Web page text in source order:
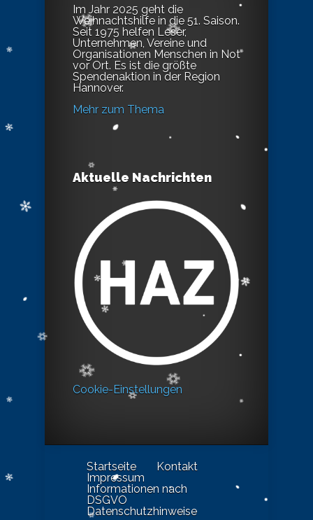
Im Jahr 2025 geht die
Weihnachtshilfe in die 51. Saison.
Seit 1975 helfen Leser,
Unternehmen, Vereine und
Organisationen Menschen in Not
vor Ort. Es ist die größte
Spendenaktion in der Region
Hannover.
Mehr zum Thema
Aktuelle Nachrichten
Cookie-Einstellungen
Startseite
Kontakt
Impressum
Informationen nach
DSGVO
Datenschutzhinweise